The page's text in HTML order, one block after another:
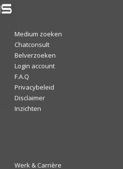
Medium zoeken
Chatconsult
Belverzoeken
Login account
F.A.Q
Privacybeleid
Disclaimer
Inzichten
Werk & Carrière